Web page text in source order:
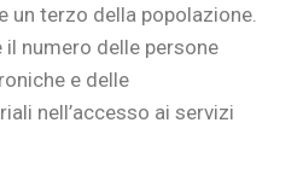
un terzo della popolazione.
numero delle persone
e delle
nell’accesso ai servizi